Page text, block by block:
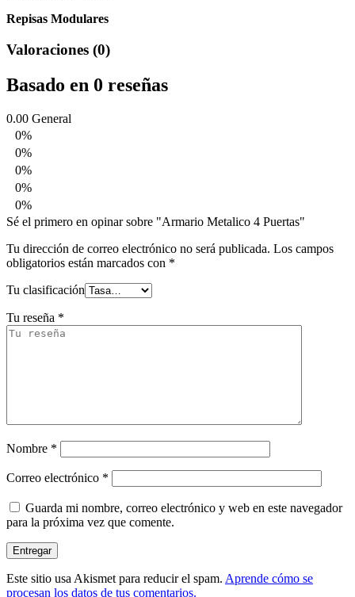
Repisas Modulares
Valoraciones (0)
Basado en 0 reseñas
0.00 General
0%
0%
0%
0%
0%
Sé el primero en opinar sobre "Armario Metalico 4 Puertas"
Tu dirección de correo electrónico no será publicada. Los campos
obligatorios están marcados con *
Tu clasificación
Tu reseña *
Nombre *
Correo electrónico *
Guarda mi nombre, correo electrónico y web en este navegador
para la próxima vez que comente.
Este sitio usa Akismet para reducir el spam. Aprende cómo se
procesan los datos de tus comentarios.